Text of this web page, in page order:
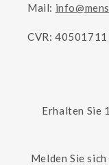
Mail:
CVR: 40501711
Erhalten Sie
Melden Sie